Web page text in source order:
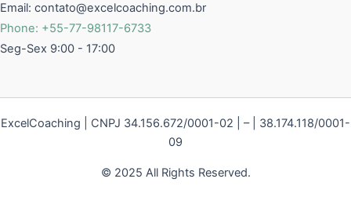
Email: contato@excelcoaching.com.br
Phone: +55-77-98117-6733
Seg-Sex 9:00 - 17:00
ExcelCoaching | CNPJ 34.156.672/0001-02 | – | 38.174.118/0001-
09
© 2025 All Rights Reserved.